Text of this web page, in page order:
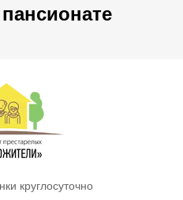
круглосуточно